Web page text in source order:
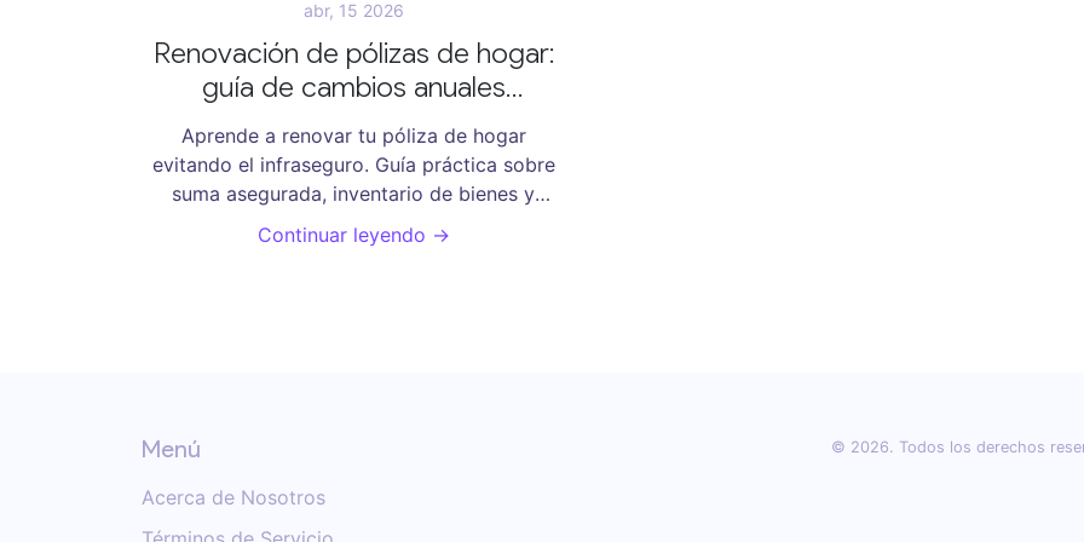
abr, 15 2026
Renovación de pólizas de hogar:
guía de cambios anuales
obligatorios
Aprende a renovar tu póliza de hogar
evitando el infraseguro. Guía práctica sobre
suma asegurada, inventario de bienes y
ajustes anuales necesarios para proteger tu
propiedad.
Continuar leyendo →
Menú
Acerca de Nosotros
© 2026. Todos los derechos